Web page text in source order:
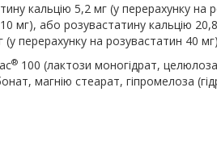
кальцію 5,2 мг (у перерахунку
мг), або розувастатину кальцію
перерахунку на розувастатин 40
®100 (лактози моногідрат, целюлоза
магнію стеарат, гіпромелоза